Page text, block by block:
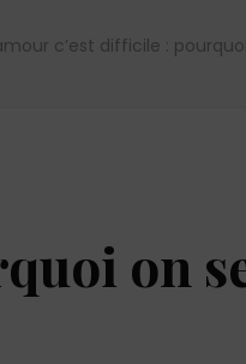
c’est difficile :
on